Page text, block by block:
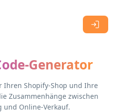
Generator
Ihren Shopify-Shop und Ihre
Zusammenhänge zwischen
und Online-Verkauf.